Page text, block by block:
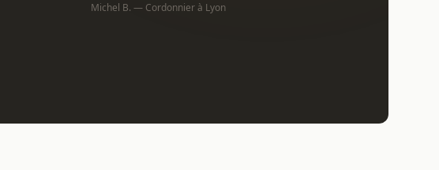
Michel B. — Cordonnier à Lyon